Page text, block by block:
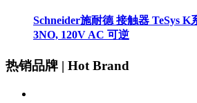
Schneider施耐德 接触器 TeSys K
3NO, 120V AC 可逆
热销品牌 | Hot Brand